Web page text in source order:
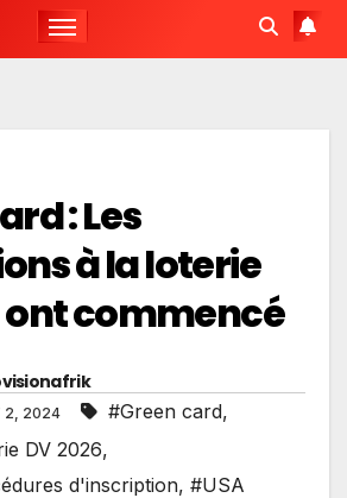
: Les
à la loterie
ont commencé
2, 2024 #Green card,
DV 2026,
d'inscription, #USA